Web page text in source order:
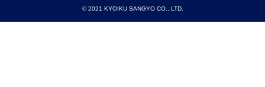
© 2021 KYOIKU SANGYO CO., LTD.